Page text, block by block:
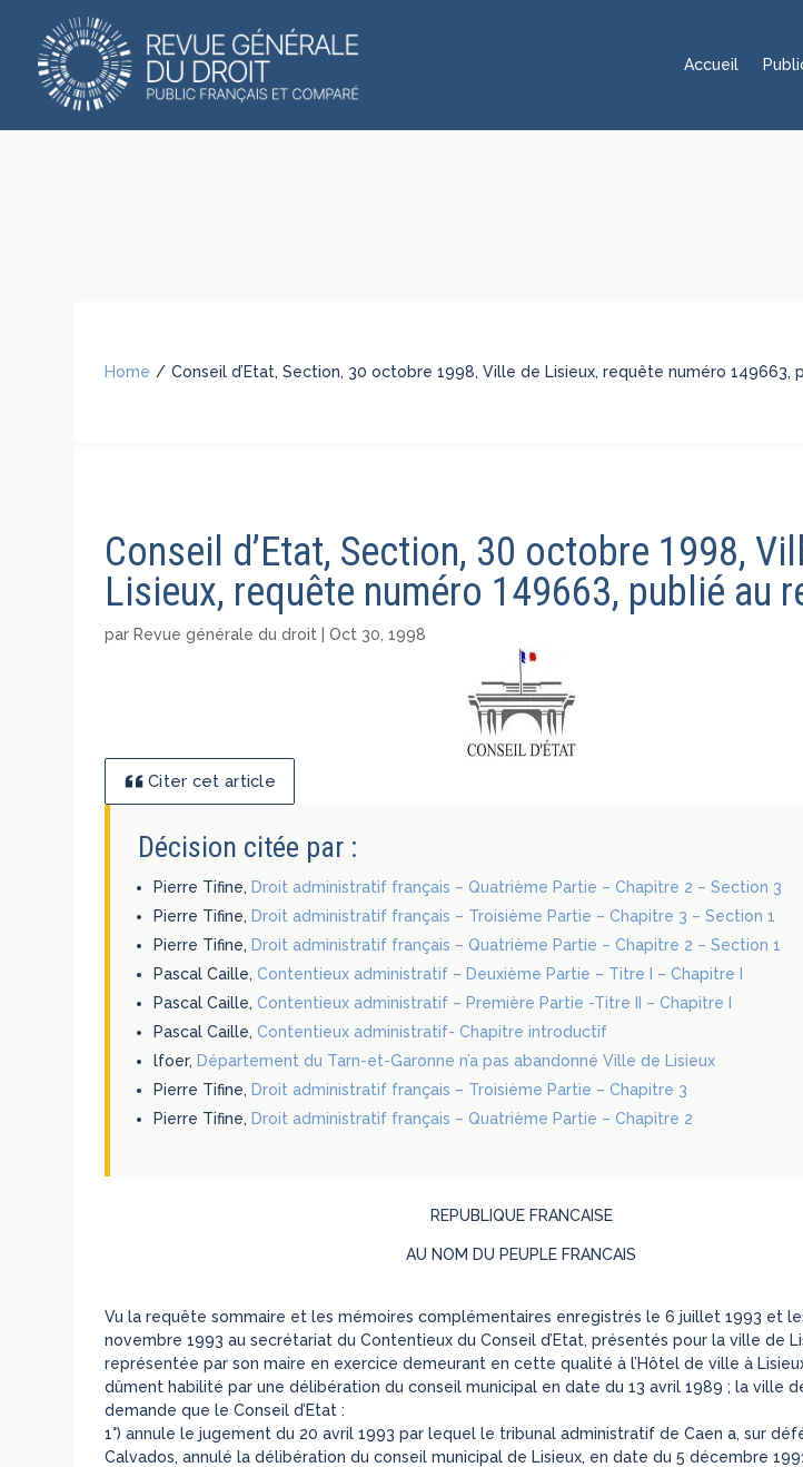
Accueil
Home / Conseil d’Etat, Section, 30 octobre 1998, Ville de Lisieux, requête numéro 149663,
Conseil d’Etat, Section, 30 octobre 1998,
Lisieux, requête numéro 149663, publié au
par Revue générale du droit |Oct 30, 1998
Citer cet article
Décision citée par :
Pierre Tifine, Droit administratif français – Quatrième Partie – Chapitre 2 – Section 3
Pierre Tifine, Droit administratif français – Troisième Partie – Chapitre 3 – Section 1
Pierre Tifine, Droit administratif français – Quatrième Partie – Chapitre 2 – Section 1
Pascal Caille,Contentieux administratif – Deuxième Partie – Titre I – Chapitre I
Pascal Caille,Contentieux administratif – Première Partie -Titre II – Chapitre I
Pascal Caille,Contentieux administratif- Chapitre introductif
lfoer, Département du Tarn-et-Garonne n’a pas abandonné Ville de Lisieux
Pierre Tifine, Droit administratif français – Troisième Partie – Chapitre 3
Pierre Tifine, Droit administratif français – Quatrième Partie – Chapitre 2
REPUBLIQUE FRANCAISE
AU NOM DU PEUPLE FRANCAIS
Vu la requête sommaire et les mémoires complémentaires enregistrés le 6 juillet 1993 et
novembre 1993 au secrétariat du Contentieux du Conseil d’Etat, présentés pour la ville de
représentée par son maire en exercice demeurant en cette qualité à l’Hôtel de ville à
dûment habilité par une délibération du conseil municipal en date du 13 avril 1989 ; la ville
demande que le Conseil d’Etat :
1°) annule le jugement du 20 avril 1993 par lequel le tribunal administratif de Caen a, sur
Calvados, annulé la délibération du conseil municipal de Lisieux, en date du 5 décembre